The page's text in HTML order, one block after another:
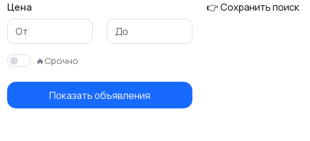
Цена
🔥Срочно
Показать объявления
👉 Сохранить поиск